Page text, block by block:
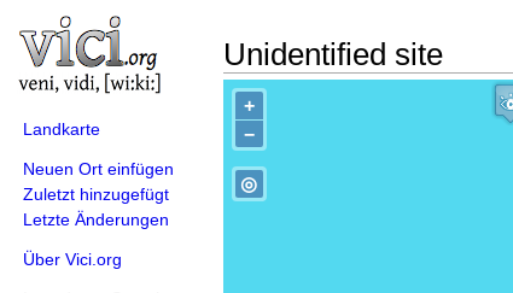
Landkarte
Neuen Ort einfügen
Zuletzt hinzugefügt
Letzte Änderungen
Über Vici.org
Unidentified site
+
−
◎